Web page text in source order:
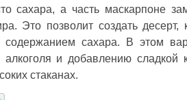
сахара, а часть маскарпоне
Это позволит создать
сахара. В этом
алкоголя и добавлению
стаканах.